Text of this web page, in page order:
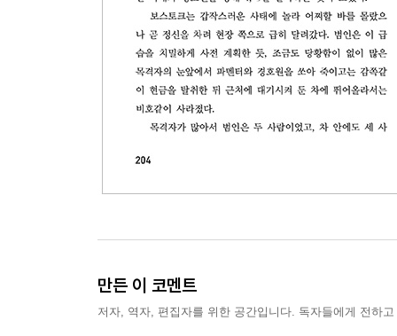
만든 이 코멘트
저자, 역자, 편집자를 위한 공간입니다. 독자들에게 전하